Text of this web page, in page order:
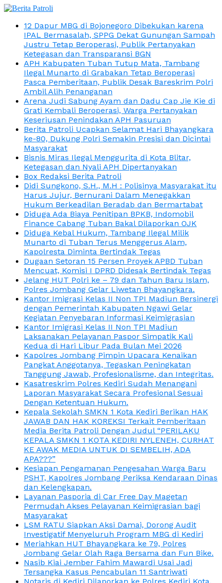
12 Dapur MBG di Bojonegoro Dibekukan karena
IPAL Bermasalah, SPPG Dekat Gunungan Sampah
Justru Tetap Beroperasi, Publik Pertanyakan
Ketegasan dan Transparansi BGN
APH Kabupaten Tuban Tutup Mata, Tambang
Ilegal Munarto di Grabakan Tetap Beroperasi
Pasca Pemberitaan, Publik Desak Bareskrim Polri
Ambil Alih Penanganan
Arena Judi Sabung Ayam dan Dadu Cap Jie Kie di
Grati Kembali Beroperasi, Warga Pertanyakan
Keseriusan Penindakan APH Pasuruan
Berita Patroli Ucapkan Selamat Hari Bhayangkara
ke-80, Dukung Polri Semakin Presisi dan Dicintai
Masyarakat
Bisnis Miras Ilegal Menggurita di Kota Blitar,
Ketegasan dan Nyali APH Dipertanyakan
Box Redaksi Berita Patroli
Didi Sungkono, S.H., M.H : Polisinya Masyarakat itu
Harus Jujur, Bernurani Dalam Menegakkan
Hukum Berkeadilan Beradab dan Bermartabat
Diduga Ada Biaya Penitipan BPKB, Indomobil
Finance Cabang Tuban Bakal Dilaporkan OJK
Diduga Kebal Hukum, Tambang Ilegal Milik
Munarto di Tuban Terus Menggerus Alam,
Kapolresta Diminta Bertindak Tegas
Dugaan Setoran 15 Persen Proyek APBD Tuban
Mencuat, Komisi I DPRD Didesak Bertindak Tegas
Jelang HUT Polri ke – 79 dan Tahun Baru Islam,
Polres Jombang Gelar Liwetan Bhayangkara.
Kantor Imigrasi Kelas II Non TPI Madiun Bersinergi
dengan Pemerintah Kabupaten Ngawi Gelar
Kegiatan Penyebaran Informasi Keimigrasian
Kantor Imigrasi Kelas II Non TPI Madiun
Laksanakan Pelayanan Paspor Simpatik Kali
Kedua di Hari Libur Pada Bulan Mei 2026
Kapolres Jombang Pimpin Upacara Kenaikan
Pangkat Anggotanya, Tegaskan Peningkatan
Tanggung Jawab, Profesionalisme, dan Integritas.
Kasatreskrim Polres Kediri Sudah Menangani
Laporan Masyarakat Secara Profesional Sesuai
Dengan Ketentuan Hukum.
Kepala Sekolah SMKN 1 Kota Kediri Berikan HAK
JAWAB DAN HAK KOREKSI Terkait Pemberitaan
Media Berita Patroli Dengan Judul “PERILAKU
KEPALA SMKN 1 KOTA KEDIRI NYLENEH, CURHAT
KE AWAK MEDIA UNTUK DI SEMBELIH, ADA
APA???”
Kesiapan Pengamanan Pengesahan Warga Baru
PSHT, Kapolres Jombang Periksa Kendaraan Dinas
dan Kelengkapan.
Layanan Pasporia di Car Free Day Magetan
Permudah Akses Pelayanan Keimigrasian bagi
Masyarakat
LSM RATU Siapkan Aksi Damai, Dorong Audit
Investigatif Menyeluruh Program MBG di Kediri
Meriahkan HUT Bhayangkara ke 79, Polres
Jombang Gelar Olah Raga Bersama dan Fun Bike.
Nasib Kiai Jember Fahim Mawardi Usai Jadi
Tersangka Kasus Pencabulan 11 Santriwati